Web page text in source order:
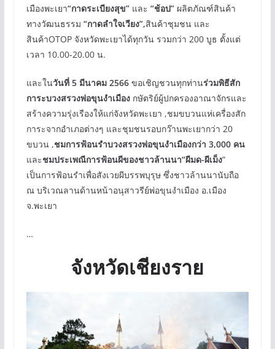
เมืองพะเยา“กาดระเบียงสุข”และ “ช้อป”ผลิตภัณฑ์สินค้า
ทางวัฒนธรรม “กาดลำใจเวียง”,สินค้าชุมชน และ
สินค้าOTOP จังหวัดพะเยาได้ทุกวัน รวมกว่า 200 บูธ ตั้งแต่
เวลา 10.00-20.00 น.
และในวันที่ 5 มีนาคม 2566ขอเชิญชวนทุกท่านร่วมพิธีสัก
การะบวงสรวงพ่อขุนงำเมืองกษัตริย์ผู้ปกครองอาณาจักรและ
สร้างความรุ่งเรืองให้แก่จังหวัดพะเยา ,ชมขบวนแห่เครื่องสัก
การะจากอำเภอต่างๆ และชุมชนรอบกว๊านพะเยากว่า 20
ขบวน ,ชมการฟ้อนรำบวงสรวงพ่อขุนงำเมืองกว่า 3,000 คน
และชมประเพณีการฟ้อนผีของชาวล้านนา“ผีมด-ผีเม็ง”
เป็นการฟ้อนรำเพื่อสังเวยผีบรรพบุรุษ ซึ่งชาวล้านนานับถือ
ณ บริเวณลานด้านหน้าอนุสาวรีย์พ่อขุนงำเมือง อ.เมือง
จ.พะเยา
…
จังหวัดเชียงราย